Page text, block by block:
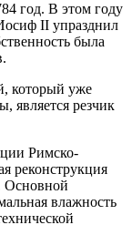
год. В этом году
II упразднил
была
который уже
является резчик
Римско-
реконструкция
Основной
влажность